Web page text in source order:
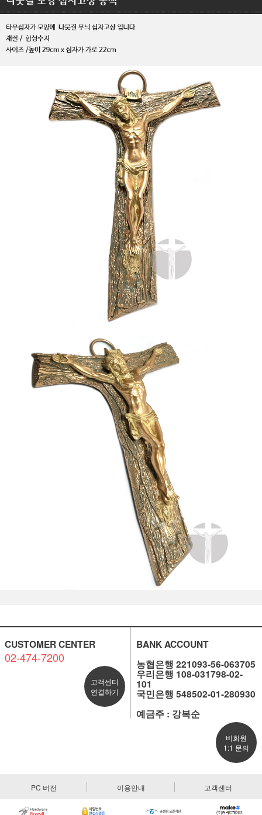
CUSTOMER CENTER
02-474-7200
고객센터
연결하기
BANK ACCOUNT
농협은행 221093-56-063705
우리은행 108-031798-02-
101
국민은행 548502-01-280930
예금주 : 강복순
비회원
1:1 문의
PC 버전 이용안내 고객센터